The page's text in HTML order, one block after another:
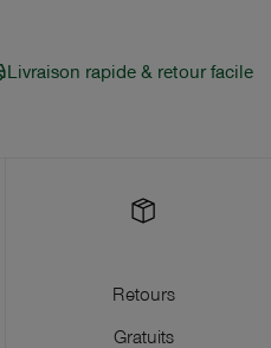
Livraison rapide & retour facile
Retours
Gratuits